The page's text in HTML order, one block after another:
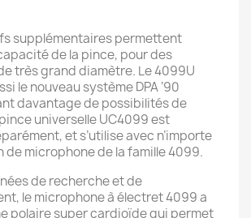
supplémentaires permettent
de la pince, pour des
très grand diamètre. Le 4099U
le nouveau système DPA ‘90
davantage de possibilités de
universelle UC4099 est
et s’utilise avec n’importe
de microphone de la famille 4099.
de recherche et de
le microphone à électret 4099 a
polaire super cardioïde qui permet